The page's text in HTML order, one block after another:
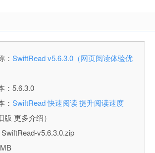
： SwiftRead v5.6.3.0（网页阅读体验优
：5.6.3.0
： SwiftRead 快速阅读 提升阅读速度
版 更多介绍）
v5.6.3.0.zip